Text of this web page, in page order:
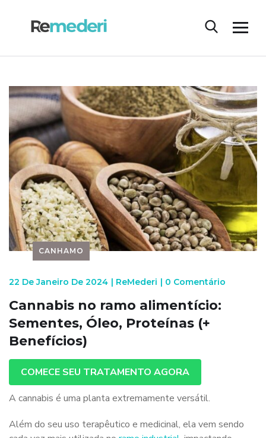
CANHAMO
22 De Janeiro De 2024 ReMederi 0 Comentário
Cannabis no ramo alimentício:
Sementes, Óleo, Proteínas (+
Benefícios)
COMECE SEU TRATAMENTO AGORA
A cannabis é uma planta extremamente versátil.
Além do seu uso terapêutico e medicinal, ela vem sendo